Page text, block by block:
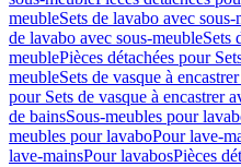
meubleSets de lavabo avec sous-
de lavabo avec sous-meubleSets
meublePièces détachées pour
meubleSets de vasque à
pour Sets de vasque à encastrer
de bainsSous-meubles pour
meubles pour lavaboPour lave-
lave-mainsPour lavabosPièces